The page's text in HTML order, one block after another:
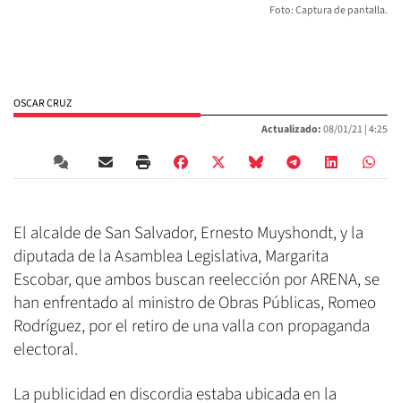
Foto: Captura de pantalla.
OSCAR CRUZ
Actualizado:08/01/21 |4:25
El alcalde de San Salvador, Ernesto Muyshondt, y la
diputada de la Asamblea Legislativa, Margarita
Escobar, que ambos buscan reelección por ARENA, se
han enfrentado al ministro de Obras Públicas, Romeo
Rodríguez, por el retiro de una valla con propaganda
electoral.
La publicidad en discordia estaba ubicada en la